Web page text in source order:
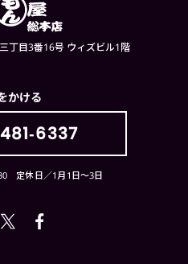
丁目3番16号 ウィズビル1階
かける
6337
定休日／1月1日〜3日